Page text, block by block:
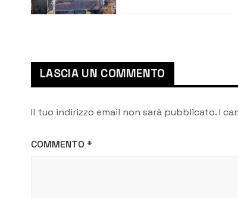
LASCIA UN COMMENTO
Il tuo indirizzo email non sarà pubblicato.I
COMMENTO *